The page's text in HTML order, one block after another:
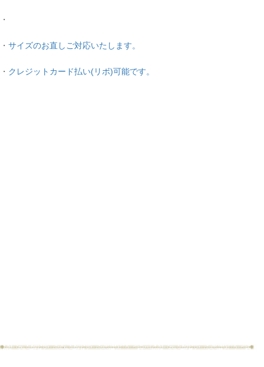
・
・ サイズのお直しご対応いたします。
・ クレジットカード払い(リボ)可能です。